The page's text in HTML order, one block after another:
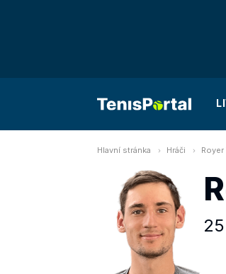
Hlavní stránka Hráči Royer
25